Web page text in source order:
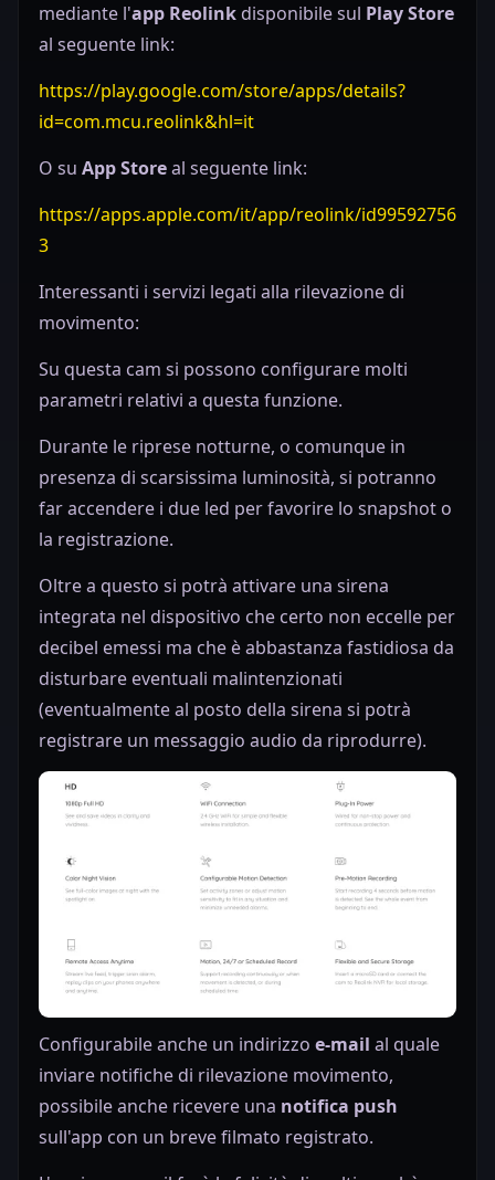
mediante l'app Reolink disponibile sul Play Store
al seguente link:
https://play.google.com/store/apps/details?
id=com.mcu.reolink&hl=it
O su App Storeal seguente link:
https://apps.apple.com/it/app/reolink/id99592756
3
Interessanti i servizi legati alla rilevazione di
movimento:
Su questa cam si possono configurare molti
parametri relativi a questa funzione.
Durante le riprese notturne, o comunque in
presenza di scarsissima luminosità, si potranno
far accendere i due led per favorire lo snapshot o
la registrazione.
Oltre a questo si potrà attivare una sirena
integrata nel dispositivo che certo non eccelle per
decibel emessi ma che è abbastanza fastidiosa da
disturbare eventuali malintenzionati
(eventualmente al posto della sirena si potrà
registrare un messaggio audio da riprodurre).
Configurabile anche un indirizzo e-mail al quale
inviare notifiche di rilevazione movimento,
possibile anche ricevere una notifica push
sull'app con un breve filmato registrato.